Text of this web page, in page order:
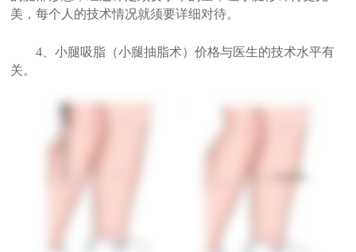
美，每个人的技术情况就须要详细对待。
4、小腿吸脂（小腿抽脂术）价格与医生的技术水平有
关。